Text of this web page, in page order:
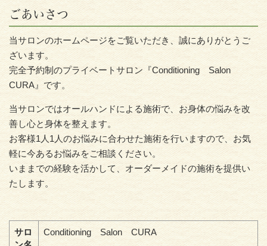
ごあいさつ
当サロンのホームページをご覧いただき、誠にありがとうご
ざいます。
完全予約制のプライベートサロン『Conditioning Salon
CURA』です。
当サロンではオールハンドによる施術で、お身体の悩みを改
善し心と身体を整えます。
お客様1人1人のお悩みに合わせた施術を行いますので、お気
軽に今あるお悩みをご相談ください。
いままでの経験を活かして、オーダーメイドの施術を提供い
たします。
サロ
Conditioning Salon CURA